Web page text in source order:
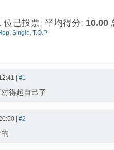
位已投票, 平均得分: 10.00
, Single, T.O.P
| #1
得起自己了
| #2